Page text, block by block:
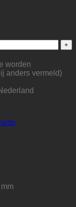
worden
anders vermeld)